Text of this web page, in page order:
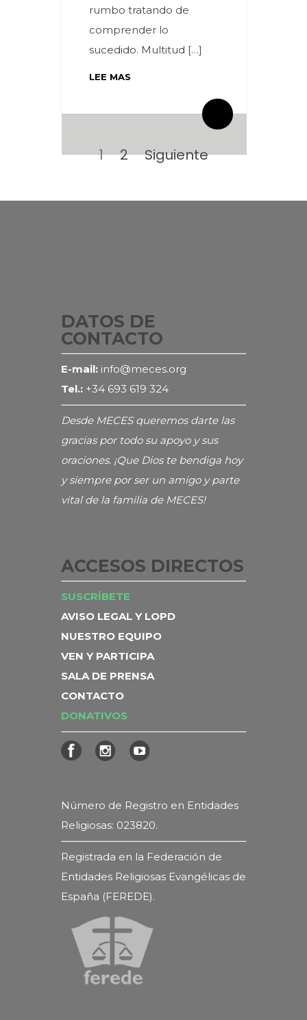
rumbo tratando de
comprender lo
sucedido. Multitud […]
LEE MAS
de
entradas
Página
1 Página
2 Siguiente
DATOS DE
CONTACTO
E-mail: info@meces.org
Tel.: +34 693 619 324
Desde MECES queremos darte las
gracias por todo su apoyo y sus
oraciones. ¡Que Dios te bendiga hoy
y siempre por ser un amigo y parte
vital de la familia de MECES!
ACCESOS DIRECTOS
SUSCRÍBETE
AVISO LEGAL Y LOPD
NUESTRO EQUIPO
VEN Y PARTICIPA
SALA DE PRENSA
CONTACTO
DONATIVOS
Número de Registro en Entidades
Religiosas: 023820.
Registrada en la Federación de
Entidades Religiosas Evangélicas de
España (FEREDE).